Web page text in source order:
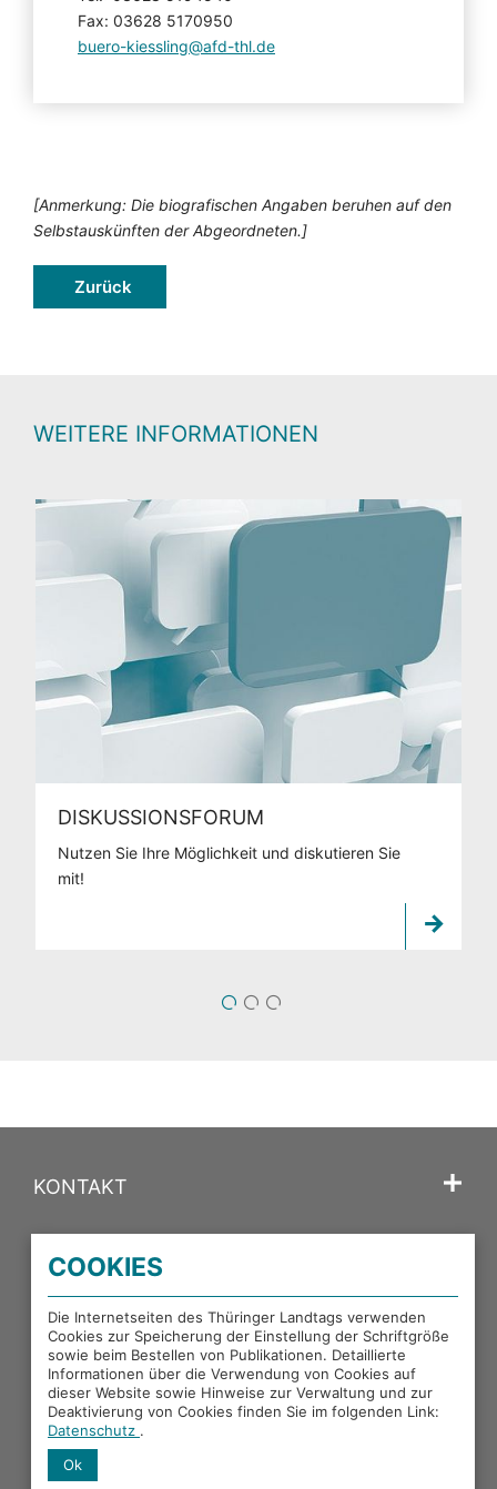
Fax: 03628 5170950
buero-kiessling@afd-thl.de
[Anmerkung: Die biografischen Angaben beruhen auf den
Selbstauskünften der Abgeordneten.]
Zurück
WEITERE INFORMATIONEN
DISKUSSIONSFORUM
Nutzen Sie Ihre Möglichkeit und diskutieren Sie
mit!
1 2
KONTAKT
PORTALE DES THÜRINGER LANDTAGS
EXTERNE LINKS
Facebook
COOKIES
Die Internetseiten des Thüringer Landtags verwenden
Cookies zur Speicherung der Einstellung der Schriftgröße
sowie beim Bestellen von Publikationen. Detaillierte
Informationen über die Verwendung von Cookies auf
dieser Website sowie Hinweise zur Verwaltung und zur
Deaktivierung von Cookies finden Sie im folgenden Link:
Datenschutz .
Ok